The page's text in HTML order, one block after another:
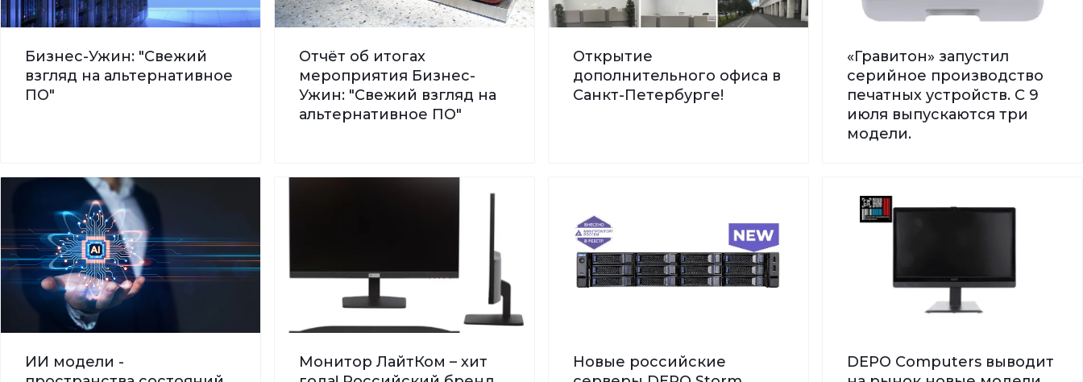
Бизнес-Ужин: "Свежий
взгляд на альтернативное
ПО"
Отчёт об итогах
мероприятия Бизнес-
Ужин: "Свежий взгляд на
альтернативное ПО"
Открытие
дополнительного офиса в
Санкт-Петербурге!
«Гравитон» запустил
серийное производство
печатных устройств. С 9
июля выпускаются три
модели.
ИИ модели -
Монитор ЛайтКом – хит
Новые российские
DEPO Computers выводит